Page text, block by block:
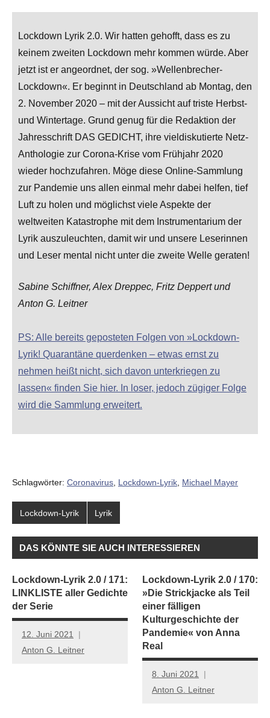
Lockdown Lyrik 2.0. Wir hatten gehofft, dass es zu
keinem zweiten Lockdown mehr kommen würde. Aber
jetzt ist er angeordnet, der sog. »Wellenbrecher-
Lockdown«. Er beginnt in Deutschland ab Montag, den
2. November 2020 – mit der Aussicht auf triste Herbst-
und Wintertage. Grund genug für die Redaktion der
Jahresschrift DAS GEDICHT, ihre vieldiskutierte Netz-
Anthologie zur Corona-Krise vom Frühjahr 2020
wieder hochzufahren. Möge diese Online-Sammlung
zur Pandemie uns allen einmal mehr dabei helfen, tief
Luft zu holen und möglichst viele Aspekte der
weltweiten Katastrophe mit dem Instrumentarium der
Lyrik auszuleuchten, damit wir und unsere Leserinnen
und Leser mental nicht unter die zweite Welle geraten!
Sabine Schiffner, Alex Dreppec, Fritz Deppert und
Anton G. Leitner
PS: Alle bereits geposteten Folgen von »Lockdown-
Lyrik! Quarantäne querdenken – etwas ernst zu
nehmen heißt nicht, sich davon unterkriegen zu
lassen« finden Sie hier. In loser, jedoch zügiger Folge
wird die Sammlung erweitert.
Schlagwörter: Coronavirus, Lockdown-Lyrik, Michael Mayer
Lockdown-Lyrik Lyrik
DAS KÖNNTE SIE AUCH INTERESSIEREN
Lockdown-Lyrik 2.0 / 171:
LINKLISTE aller Gedichte
der Serie
12. Juni 2021
Anton G. Leitner
Lockdown-Lyrik 2.0 / 170:
»Die Strickjacke als Teil
einer fälligen
Kulturgeschichte der
Pandemie« von Anna
Real
8. Juni 2021
Anton G. Leitner